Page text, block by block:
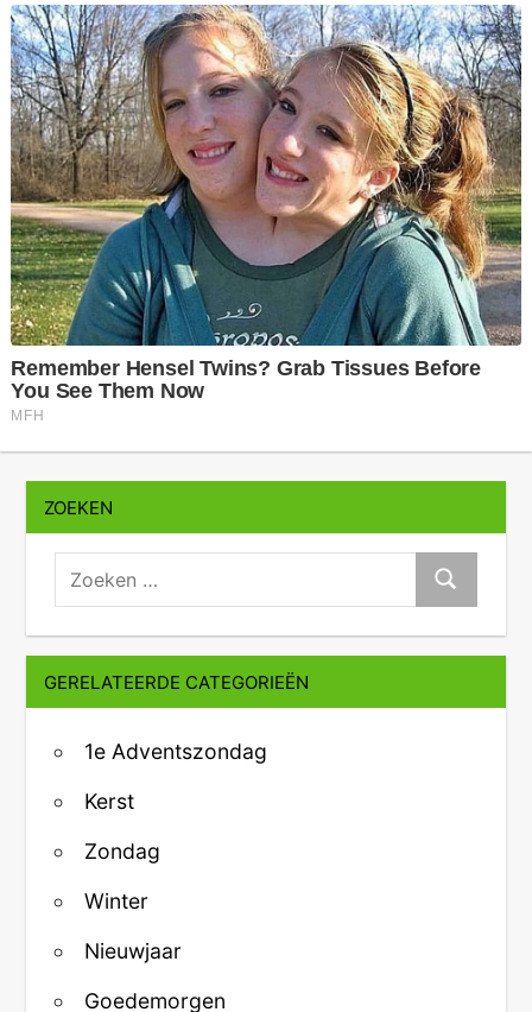
ZOEKEN
zoeken:
Zoeken
GERELATEERDE CATEGORIEËN
1e Adventszondag
Kerst
Zondag
Winter
Nieuwjaar
Goedemorgen